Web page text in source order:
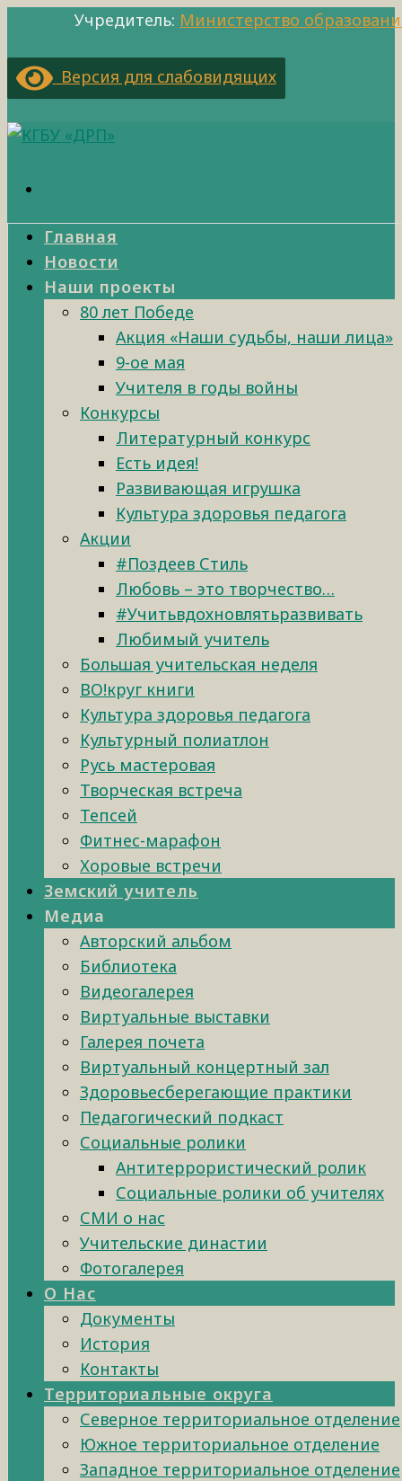
Учредитель: Министерство
Версия для слабовидящих
Главная
Новости
Наши проекты
80 лет Победе
Акция «Наши судьбы, наши лица»
9-ое мая
Учителя в годы войны
Конкурсы
Литературный конкурс
Есть идея!
Развивающая игрушка
Культура здоровья педагога
Акции
#Поздеев Стиль
Любовь – это творчество…
#Учитьвдохновлятьразвивать
Любимый учитель
Большая учительская неделя
ВО!круг книги
Культура здоровья педагога
Культурный полиатлон
Русь мастеровая
Творческая встреча
Тепсей
Фитнес-марафон
Хоровые встречи
Земский учитель
Медиа
Авторский альбом
Библиотека
Видеогалерея
Виртуальные выставки
Галерея почета
Виртуальный концертный зал
Здоровьесберегающие практики
Педагогический подкаст
Социальные ролики
Антитеррористический ролик
Социальные ролики об учителях
СМИ о нас
Учительские династии
Фотогалерея
О Нас
Документы
История
Контакты
Территориальные округа
Северное территориальное отделение
Южное территориальное отделение
Западное территориальное отделение